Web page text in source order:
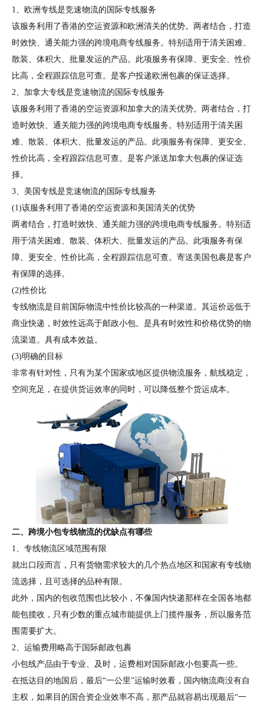
1、欧洲专线是竞速物流的国际专线服务
该服务利用了香港的空运资源和欧洲清关的优势。两者结合，打造
时效快、通关能力强的跨境电商专线服务。特别适用于清关困难、
散装、体积大、批量发运的产品。此项服务有保障、更安全、性价
比高，全程跟踪信息可查。是客户投递欧洲包裹的保证选择。
2、加拿大专线是竞速物流的国际专线服务
该服务利用了香港的空运资源和加拿大的清关优势。两者结合，打
造时效快、通关能力强的跨境电商专线服务。特别适用于清关困
难、散装、体积大、批量发运的产品。此项服务有保障、更安全、
性价比高，全程跟踪信息可查。是客户派送加拿大包裹的保证选
择。
3、美国专线是竞速物流的国际专线服务
(1)该服务利用了香港的空运资源和美国清关的优势
两者结合，打造时效快、通关能力强的跨境电商专线服务。特别适
用于清关困难、散装、体积大、批量发运的产品。此项服务有保
障、更安全、性价比高，全程跟踪信息可查。寄送美国包裹是客户
有保障的选择。
(2)性价比
专线物流是目前国际物流中性价比较高的一种渠道。其运价远低于
商业快递，时效性远高于邮政小包。是具有时效性和价格优势的物
流渠道。具有成本效益。
(3)明确的目标
非常有针对性，只有为某个国家或地区提供物流服务，航线稳定，
空间充足，在提供货运效率的同时，可以降低整个货运成本。
二、跨境小包专线物流的优缺点有哪些
1、专线物流区域范围有限
就出口段而言，只有货物需求较大的几个热点地区和国家有专线物
流选择，且可选择的品种有限。
此外，国内的包收范围也比较小，不像国内快递那样在全国各地都
能包揽收，只有少数的重点城市能提供上门揽件服务，所以服务范
围需要扩大。
2、运输费用略高于国际邮政包裹
小包线产品由于专业、及时，运费相对国际邮政小包要高一些。
在抵达目的地国后，最后“一公里”运输时效看，国内物流商没有自
主权，如果目的国合资企业效率不高，那产品就容易出现最后“一